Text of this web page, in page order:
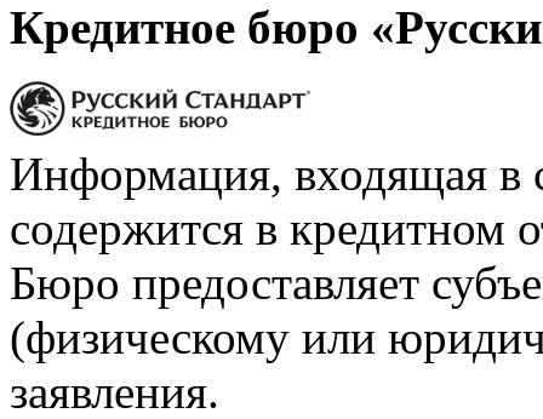
Кредитное бюро
Информация, входящая в
содержится в кредитном
Бюро предоставляет
(физическому или
заявления.